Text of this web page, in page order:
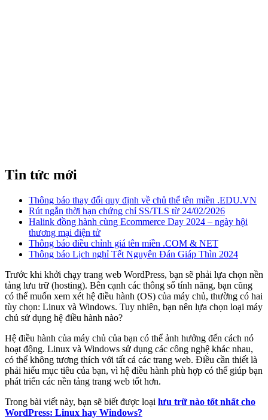
Tin tức mới
Thông báo thay đổi quy định về chủ thể tên miền .EDU.VN
Rút ngắn thời hạn chứng chỉ SS/TLS từ 24/02/2026
Halink đồng hành cùng Ecommerce Day 2024 – ngày hội
thương mại điện tử
Thông báo điều chỉnh giá tên miền .COM & NET
Thông báo Lịch nghỉ Tết Nguyên Đán Giáp Thìn 2024
Trước khi khởi chạy trang web WordPress, bạn sẽ phải lựa chọn nền
tảng lưu trữ (hosting). Bên cạnh các thông số tính năng, bạn cũng
có thể muốn xem xét hệ điều hành (OS) của máy chủ, thường có hai
tùy chọn: Linux và Windows. Tuy nhiên, bạn nên lựa chọn loại máy
chủ sử dụng hệ điều hành nào?
Hệ điều hành của máy chủ của bạn có thể ảnh hưởng đến cách nó
hoạt động. Linux và Windows sử dụng các công nghệ khác nhau,
có thể không tương thích với tất cả các trang web. Điều cần thiết là
phải hiểu mục tiêu của bạn, vì hệ điều hành phù hợp có thể giúp bạn
phát triển các nền tảng trang web tốt hơn.
Trong bài viết này, bạn sẽ biết được loại lưu trữ nào tốt nhất cho
WordPress: Linux hay Windows?